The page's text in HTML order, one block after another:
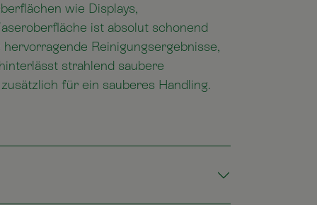
wie Displays,
ist absolut schonend
Reinigungsergebnisse,
strahlend saubere
für ein sauberes Handling.